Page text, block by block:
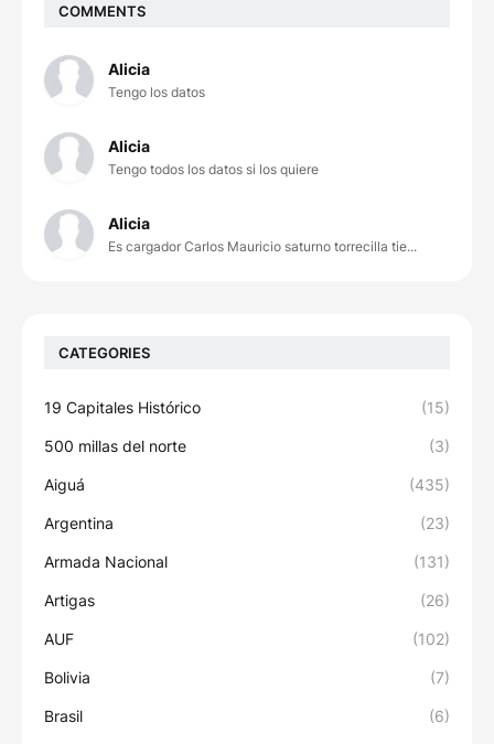
COMMENTS
Alicia
Tengo los datos
Alicia
Tengo todos los datos si los quiere
Alicia
Es cargador Carlos Mauricio saturno torrecilla tie...
CATEGORIES
19 Capitales Histórico (15)
500 millas del norte (3)
Aiguá (435)
Argentina (23)
Armada Nacional (131)
Artigas (26)
AUF (102)
Bolivia (7)
Brasil (6)